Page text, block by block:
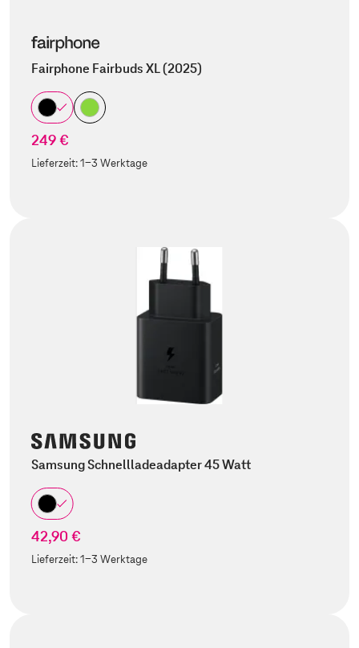
Fairphone Fairbuds XL (2025)
249 €
Lieferzeit:1-3 Werktage
Samsung Schnellladeadapter 45 Watt
42,90 €
Lieferzeit:1-3 Werktage